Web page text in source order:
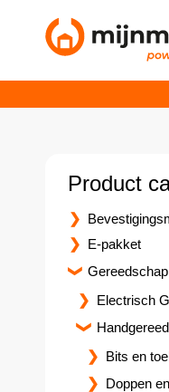
Product
E-pakket
Gereedschap
Electrisch
Bits en
Doppen